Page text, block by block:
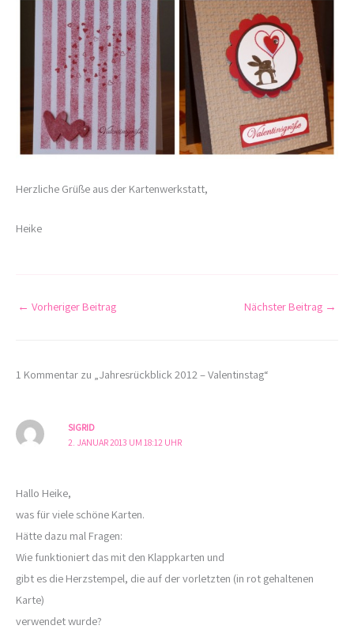
Herzliche Grüße aus der Kartenwerkstatt,
Heike
← Vorheriger Beitrag Nächster Beitrag →
1 Kommentar zu „Jahresrückblick 2012 – Valentinstag“
SIGRID
2. JANUAR 2013 UM 18:12 UHR
Hallo Heike,
was für viele schöne Karten.
Hätte dazu mal Fragen:
Wie funktioniert das mit den Klappkarten und
gibt es die Herzstempel, die auf der vorletzten (in rot gehaltenen
Karte)
verwendet wurde?